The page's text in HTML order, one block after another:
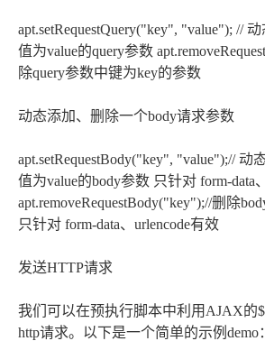
apt.setRequestQuery("key", "value"); //
值为value的query参数
除query参数中键为key的参数
动态添加、删除一个body请求参数
apt.setRequestBody("key", "value");// 动
值为value的body参数 只针对 form-data
apt.removeRequestBody("key");//删除
只针对 form-data、urlencode有效
发送HTTP请求
我们可以在预执行脚本中利用AJAX的
http请求。以下是一个简单的示例